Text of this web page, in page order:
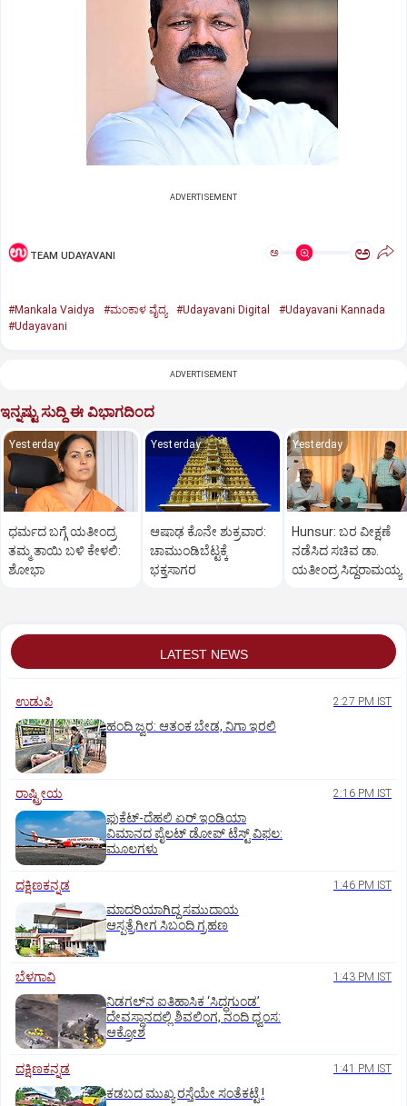
ADVERTISEMENT
TEAM UDAYAVANI ಅ ಅ
#Mankala Vaidya #ಮಂಕಾಳ ವೈದ್ಯ #Udayavani Digital
#Udayavani Kannada
#Udayavani
ADVERTISEMENT
ಇನ್ನಷ್ಟು ಸುದ್ದಿ ಈ ವಿಭಾಗದಿಂದ
Yesterday
ಧರ್ಮದ ಬಗ್ಗೆ ಯತೀಂದ್ರ
ತಮ್ಮ ತಾಯಿ ಬಳಿ ಕೇಳಲಿ:
ಶೋಭಾ
Yesterday
ಆಷಾಢ ಕೊನೇ ಶುಕ್ರವಾರ:
ಚಾಮುಂಡಿಬೆಟ್ಟಕ್ಕೆ
ಭಕ್ತಸಾಗರ
Yesterday
Hunsur: ಬರ ವೀಕ್ಷಣೆ
ನಡೆಸಿದ ಸಚಿವ ಡಾ.
ಯತೀಂದ್ರ ಸಿದ್ದರಾಮಯ್ಯ
LATEST NEWS
ಉಡುಪಿ 2:27 PM IST
ಹಂದಿ ಜ್ವರ: ಆತಂಕ ಬೇಡ, ನಿಗಾ ಇರಲಿ
ರಾಷ್ಟ್ರೀಯ 2:16 PM IST
ಫುಕೆಟ್‌-ದೆಹಲಿ ಏರ್‌ ಇಂಡಿಯಾ
ವಿಮಾನದ ಪೈಲಟ್‌ ಡೋಪ್‌ ಟೆಸ್ಟ್‌ ವಿಫಲ:
ಮೂಲಗಳು
ದಕ್ಷಿಣಕನ್ನಡ 1:46 PM IST
ಮಾದರಿಯಾಗಿದ್ದ ಸಮುದಾಯ
ಆಸ್ಪತ್ರೆಗೀಗ ಸಿಬಂದಿ ಗ್ರಹಣ
ಬೆಳಗಾವಿ 1:43 PM IST
ನಿಡಗಲ್‌ನ ಐತಿಹಾಸಿಕ ‘ಸಿದ್ಧಗುಂಡ’
ದೇವಸ್ಥಾನದಲ್ಲಿ ಶಿವಲಿಂಗ, ನಂದಿ ಧ್ವಂಸ:
ಆಕ್ರೋಶ
ದಕ್ಷಿಣಕನ್ನಡ 1:41 PM IST
ಕಡಬದ ಮುಖ್ಯ ರಸ್ತೆಯೇ ಸಂತೆಕಟ್ಟೆ !